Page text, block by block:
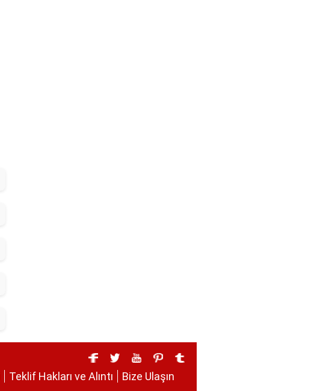
Teklif Hakları ve Alıntı Bize Ulaşın